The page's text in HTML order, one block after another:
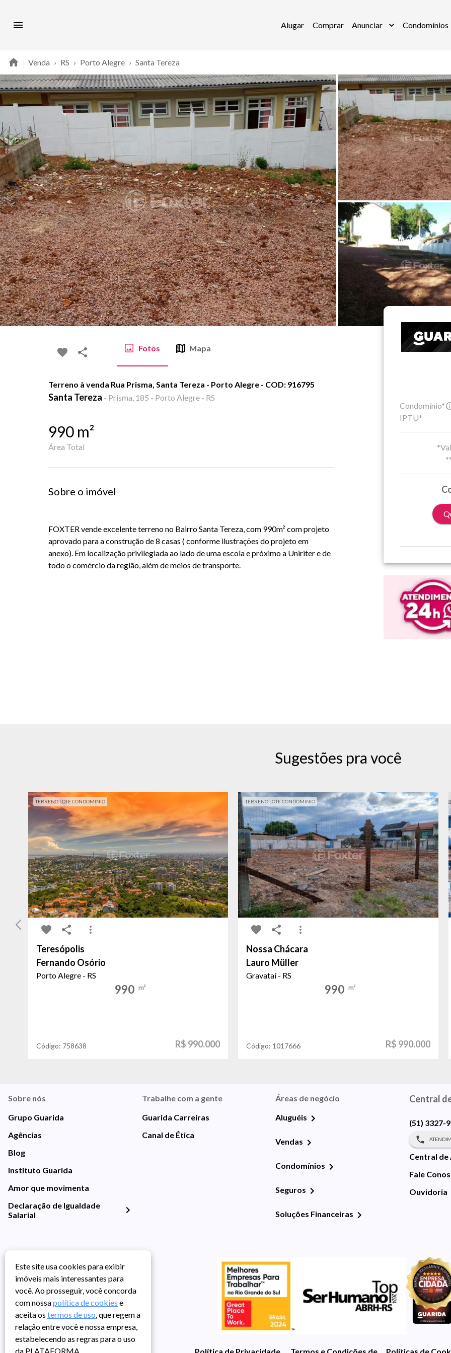
Alugar Comprar Anunciar Condomínios
Venda › RS › Porto Alegre › Santa Tereza
Fotos Mapa
Terreno à venda Rua Prisma, Santa Tereza - Porto Alegre - COD: 916795
Santa Tereza - Prisma, 185 - Porto Alegre - RS
990 m²
Área Total
Sobre o imóvel
FOXTER vende excelente terreno no Bairro Santa Tereza, com 990m² com projeto
aprovado para a construção de 8 casas ( conforme ilustrações do projeto em
anexo). Em localização privilegiada ao lado de uma escola e próximo a Uniriter e de
todo o comércio da região, além de meios de transporte.
Condomínio*
IPTU*
Sugestões pra você
TERRENO LOTE CONDOMINIO
Teresópolis
Fernando Osório
Porto Alegre - RS
990 m²
Código: 758638 R$ 990.000
TERRENO LOTE CONDOMINIO
Nossa Chácara
Lauro Müller
Gravataí - RS
990 m²
Código: 1017666 R$ 990.000
Sobre nós
Grupo Guarida
Agências
Blog
Instituto Guarida
Amor que movimenta
Declaração de Igualdade
Salarial
Trabalhe com a gente
Guarida Carreiras
Canal de Ética
Áreas de negócio
Aluguéis
Vendas
Condomínios
Seguros
Soluções Financeiras
Central
(51) 3327-
Central de
Fale
Ouvidoria
Política de Privacidade Termos e Condições de UsoPolíticas de
Este site usa cookies para exibir
imóveis mais interessantes para
você. Ao prosseguir, você concorda
com nossapolítica de cookies e
aceita os termos de uso, que regem a
relação entre você e nossa empresa,
estabelecendo as regras para o uso
da PLATAFORMA.